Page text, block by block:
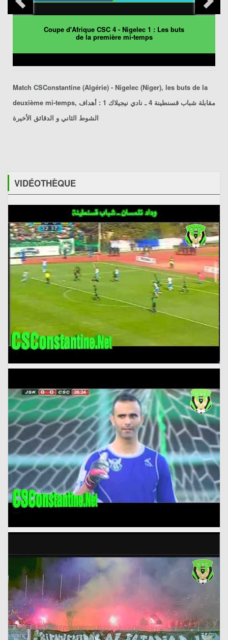
Coupe d'Afrique CSC 4 - Nigelec 1 : Les buts
de la première mi-temps
Match CSConstantine (Algérie) - Nigelec (Niger), les buts de la
deuxième mi-temps, مقابلة شباب قسنطينة 4 ـ نادي نيجيلاك 1 : أهداف
الشوط الثاني و الدقائق الأخيرة
VIDÉOTHÈQUE